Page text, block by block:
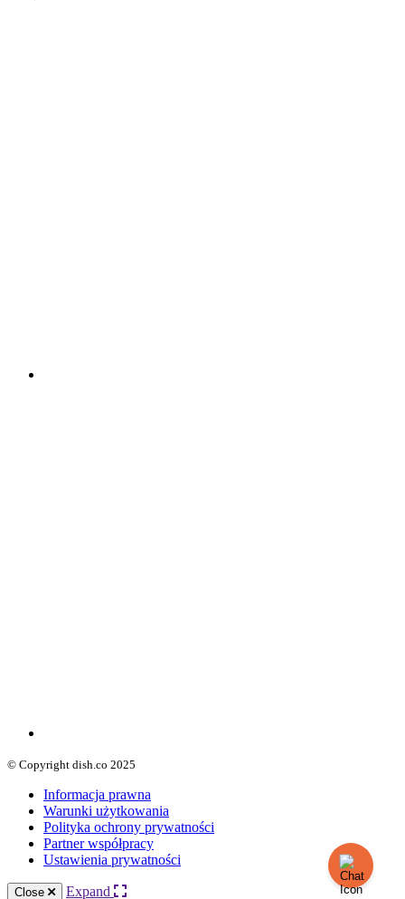
© Copyright dish.co 2025
Informacja prawna
Warunki użytkowania
Polityka ochrony prywatności
Partner współpracy
Ustawienia prywatności
Close Expand